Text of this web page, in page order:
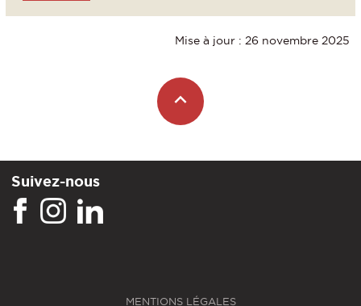
Mise à jour : 26 novembre 2025
Suivez-nous
MENTIONS LÉGALES